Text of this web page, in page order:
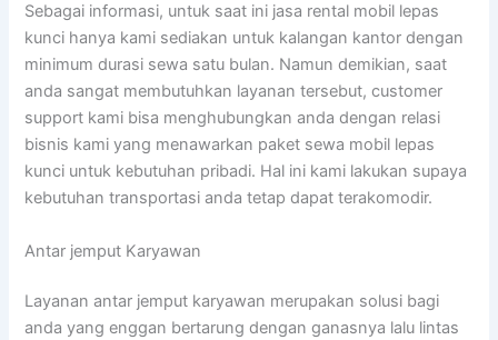
Sebagai informasi, untuk saat ini jasa rental mobil lepas
kunci hanya kami sediakan untuk kalangan kantor dengan
minimum durasi sewa satu bulan. Namun demikian, saat
anda sangat membutuhkan layanan tersebut, customer
support kami bisa menghubungkan anda dengan relasi
bisnis kami yang menawarkan paket sewa mobil lepas
kunci untuk kebutuhan pribadi. Hal ini kami lakukan supaya
kebutuhan transportasi anda tetap dapat terakomodir.
Antar jemput Karyawan
Layanan antar jemput karyawan merupakan solusi bagi
anda yang enggan bertarung dengan ganasnya lalu lintas